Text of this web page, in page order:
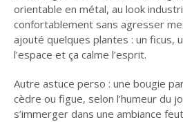
orientable en métal, au look
confortablement sans agresser
ajouté quelques plantes : un ficus,
l’espace et ça calme l’esprit.
Autre astuce perso : une bougie
cèdre ou figue, selon l’humeur du
s’immerger dans une ambiance